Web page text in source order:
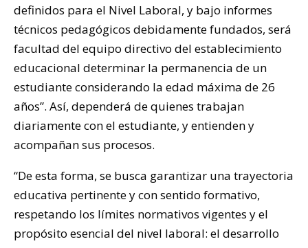
definidos para el Nivel Laboral, y bajo informes
técnicos pedagógicos debidamente fundados, será
facultad del equipo directivo del establecimiento
educacional determinar la permanencia de un
estudiante considerando la edad máxima de 26
años”. Así, dependerá de quienes trabajan
diariamente con el estudiante, y entienden y
acompañan sus procesos.
“De esta forma, se busca garantizar una trayectoria
educativa pertinente y con sentido formativo,
respetando los límites normativos vigentes y el
propósito esencial del nivel laboral: el desarrollo